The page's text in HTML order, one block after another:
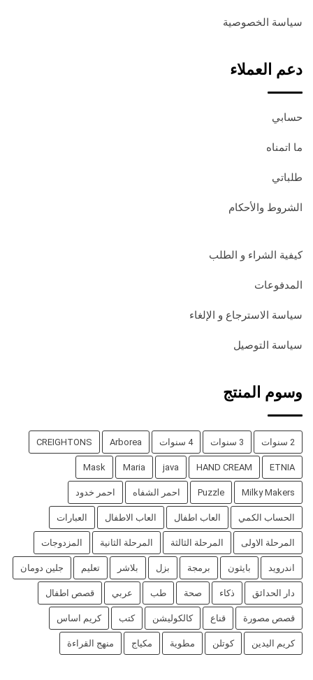
سياسة الخصوصية
دعم العملاء
حسابي
ما اتمناه
طلباتي
الشروط والأحكام
كيفية الشراء و الطلب
المدفوعات
سياسة الاسترجاع و الإلغاء
سياسة التوصيل
وسوم المنتج
2 سنوات 3 سنوات 4 سنوات Arborea
CREIGHTONS
ETNIA
HAND CREAM
java
Maria
Mask
Milky Makers
Puzzle احمر الشفاه احمر خدود
الحساب الكمي العاب اطفال العاب الاطفال العبارات
المرحلة الاولى المرحلة الثالثة المرحلة الثانية المزدوجات
اندرويد بايثون برمجة بزل بلاشر تعليم جلين دومان
دار الحدائق ذكاء صحة طب عربي قصص اطفال
قصص مصورة قناع كالكوليشن كتب كريم اساس
كريم اليدين كوتلن مطوية مكياج منهج القراءة